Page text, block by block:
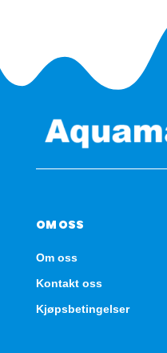
OM OSS
Om oss
Kontakt oss
Kjøpsbetingelser